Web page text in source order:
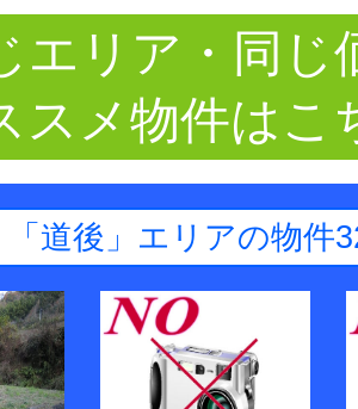
エリア・同じ
スメ物件はこ
「道後」エリアの物件